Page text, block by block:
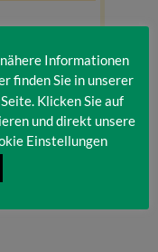
Informationen
finden Sie in unserer
Klicken Sie auf
und direkt unsere
Einstellungen